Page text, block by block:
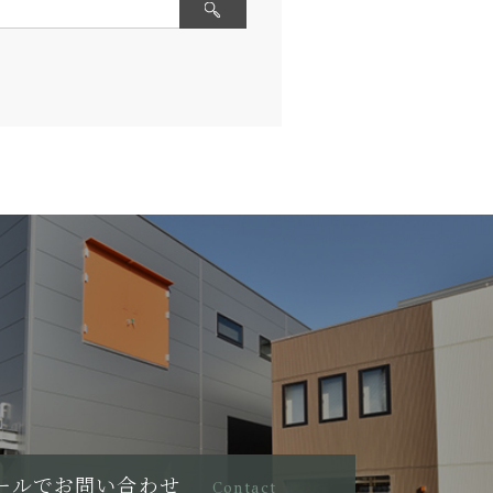
ルでお問い合わせ Contact